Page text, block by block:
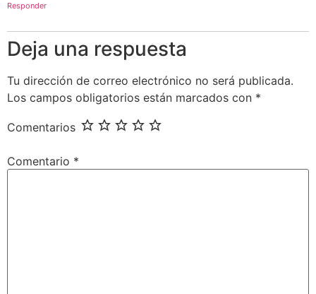
Responder
Deja una respuesta
Tu dirección de correo electrónico no será publicada.
Los campos obligatorios están marcados con *
Comentarios
Comentario *